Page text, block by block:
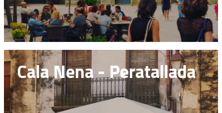
Cala Nena - Peratallada